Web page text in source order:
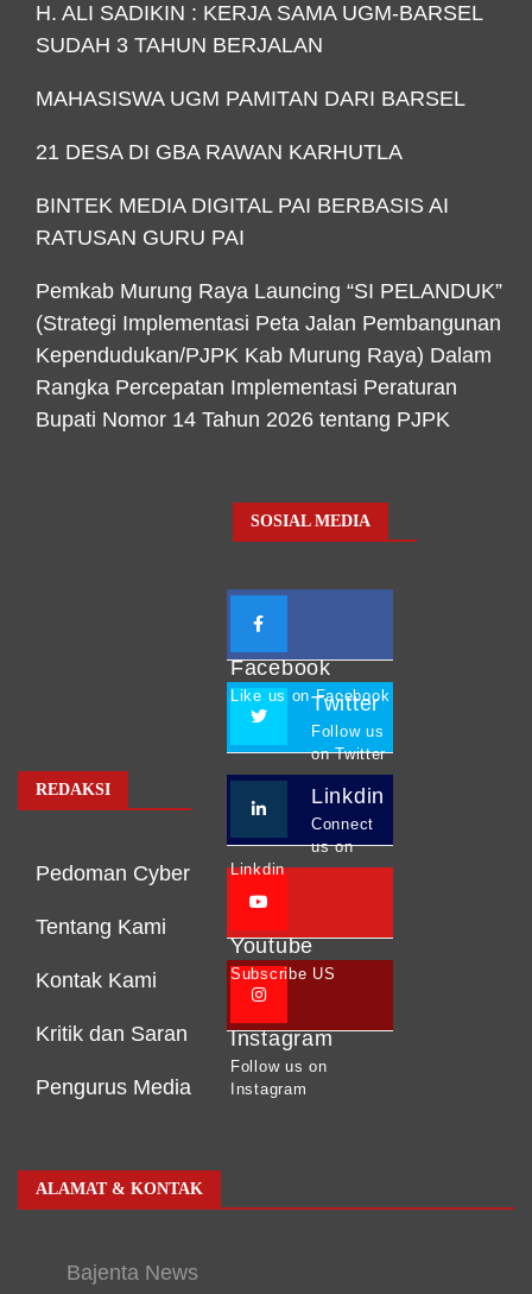
H. ALI SADIKIN : KERJA SAMA UGM-BARSEL
SUDAH 3 TAHUN BERJALAN
MAHASISWA UGM PAMITAN DARI BARSEL
21 DESA DI GBA RAWAN KARHUTLA
BINTEK MEDIA DIGITAL PAI BERBASIS AI
RATUSAN GURU PAI
Pemkab Murung Raya Launcing “SI PELANDUK”
(Strategi Implementasi Peta Jalan Pembangunan
Kependudukan/PJPK Kab Murung Raya) Dalam
Rangka Percepatan Implementasi Peraturan
Bupati Nomor 14 Tahun 2026 tentang PJPK
REDAKSI
Pedoman Cyber
Tentang Kami
Kontak Kami
Kritik dan Saran
Pengurus Media
SOSIAL MEDIA
Facebook
Like us on Facebook
Twitter
Follow us
on Twitter
Linkdin
Connect
us on
Linkdin
Youtube
Subscribe US
Instagram
Follow us on
Instagram
ALAMAT & KONTAK
Bajenta News